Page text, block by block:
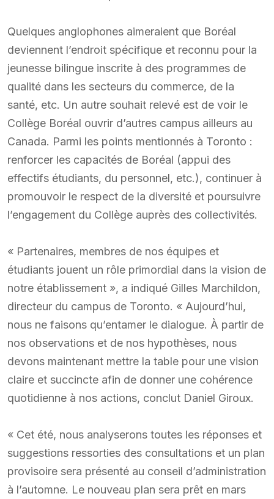
Quelques anglophones aimeraient que Boréal
deviennent l’endroit spécifique et reconnu pour la
jeunesse bilingue inscrite à des programmes de
qualité dans les secteurs du commerce, de la
santé, etc. Un autre souhait relevé est de voir le
Collège Boréal ouvrir d’autres campus ailleurs au
Canada. Parmi les points mentionnés à Toronto :
renforcer les capacités de Boréal (appui des
effectifs étudiants, du personnel, etc.), continuer à
promouvoir le respect de la diversité et poursuivre
l’engagement du Collège auprès des collectivités.
« Partenaires, membres de nos équipes et
étudiants jouent un rôle primordial dans la vision de
notre établissement », a indiqué Gilles Marchildon,
directeur du campus de Toronto. « Aujourd’hui,
nous ne faisons qu’entamer le dialogue. À partir de
nos observations et de nos hypothèses, nous
devons maintenant mettre la table pour une vision
claire et succincte afin de donner une cohérence
quotidienne à nos actions, conclut Daniel Giroux.
« Cet été, nous analyserons toutes les réponses et
suggestions ressorties des consultations et un plan
provisoire sera présenté au conseil d’administration
à l’automne. Le nouveau plan sera prêt en mars